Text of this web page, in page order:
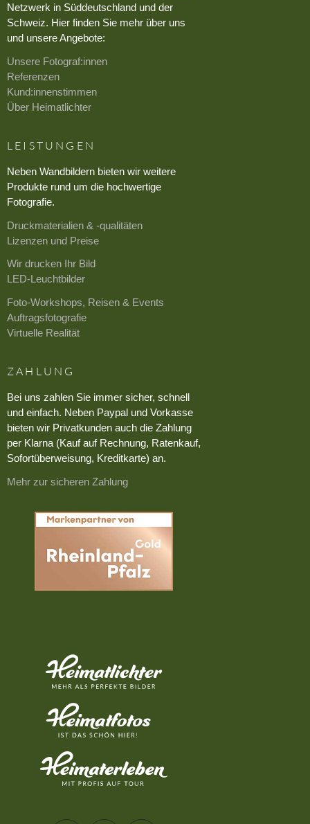
Netzwerk in Süddeutschland und der
Schweiz. Hier finden Sie mehr über uns
und unsere Angebote:
Unsere Fotograf:innen
Referenzen
Kund:innenstimmen
Über Heimatlichter
LEISTUNGEN
Neben Wandbildern bieten wir weitere
Produkte rund um die hochwertige
Fotografie.
Druckmaterialien & -qualitäten
Lizenzen und Preise
Wir drucken Ihr Bild
LED-Leuchtbilder
Foto-Workshops, Reisen & Events
Auftragsfotografie
Virtuelle Realität
ZAHLUNG
Bei uns zahlen Sie immer sicher, schnell
und einfach. Neben Paypal und Vorkasse
bieten wir Privatkunden auch die Zahlung
per Klarna (Kauf auf Rechnung, Ratenkauf,
Sofortüberweisung, Kreditkarte) an.
Mehr zur sicheren Zahlung